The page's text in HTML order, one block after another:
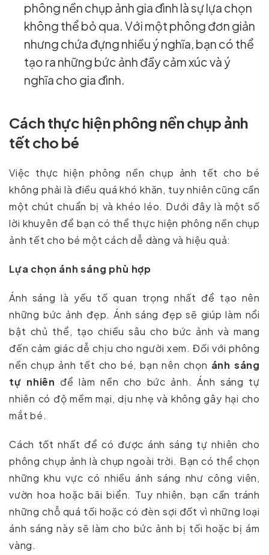
phông nền chụp ảnh gia đình là sự lựa chọn
không thể bỏ qua. Với một phông đơn giản
nhưng chứa đựng nhiều ý nghĩa, bạn có thể
tạo ra những bức ảnh đầy cảm xúc và ý
nghĩa cho gia đình.
Cách thực hiện phông nền chụp ảnh
tết cho bé
Việc thực hiện phông nền chụp ảnh tết cho bé
không phải là điều quá khó khăn, tuy nhiên cũng cần
một chút chuẩn bị và khéo léo. Dưới đây là một số
lời khuyên để bạn có thể thực hiện phông nền chụp
ảnh tết cho bé một cách dễ dàng và hiệu quả:
Lựa chọn ánh sáng phù hợp
Ánh sáng là yếu tố quan trọng nhất để tạo nên
những bức ảnh đẹp. Ánh sáng đẹp sẽ giúp làm nổi
bật chủ thể, tạo chiều sâu cho bức ảnh và mang
đến cảm giác dễ chịu cho người xem. Đối với phông
nền chụp ảnh tết cho bé, bạn nên chọn ánh sáng
tự nhiên để làm nền cho bức ảnh. Ánh sáng tự
nhiên có độ mềm mại, dịu nhẹ và không gây hại cho
mắt bé.
Cách tốt nhất để có được ánh sáng tự nhiên cho
phông chụp ảnh là chụp ngoài trời. Bạn có thể chọn
những khu vực có nhiều ánh sáng như công viên,
vườn hoa hoặc bãi biển. Tuy nhiên, bạn cần tránh
những chỗ quá tối hoặc có đèn sợi đốt vì những loại
ánh sáng này sẽ làm cho bức ảnh bị tối hoặc bị ám
vàng.